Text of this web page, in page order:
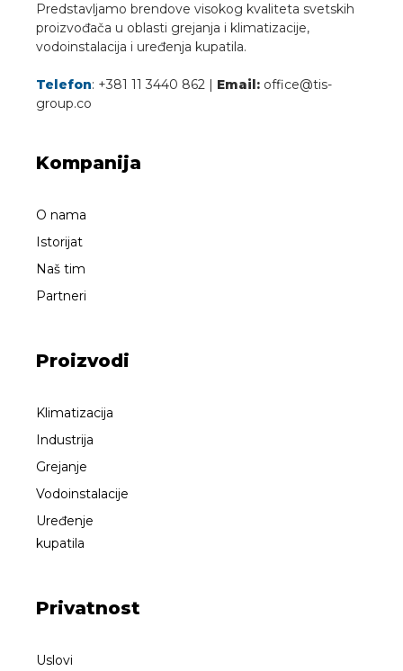
Predstavljamo brendove visokog kvaliteta svetskih
proizvođača u oblasti grejanja i klimatizacije,
vodoinstalacija i uređenja kupatila.
Telefon: +381 11 3440 862 | Email: office@tis-
group.co
Kompanija
O nama
Istorijat
Naš tim
Partneri
Proizvodi
Klimatizacija
Industrija
Grejanje
Vodoinstalacije
Uređenje
kupatila
Privatnost
Uslovi